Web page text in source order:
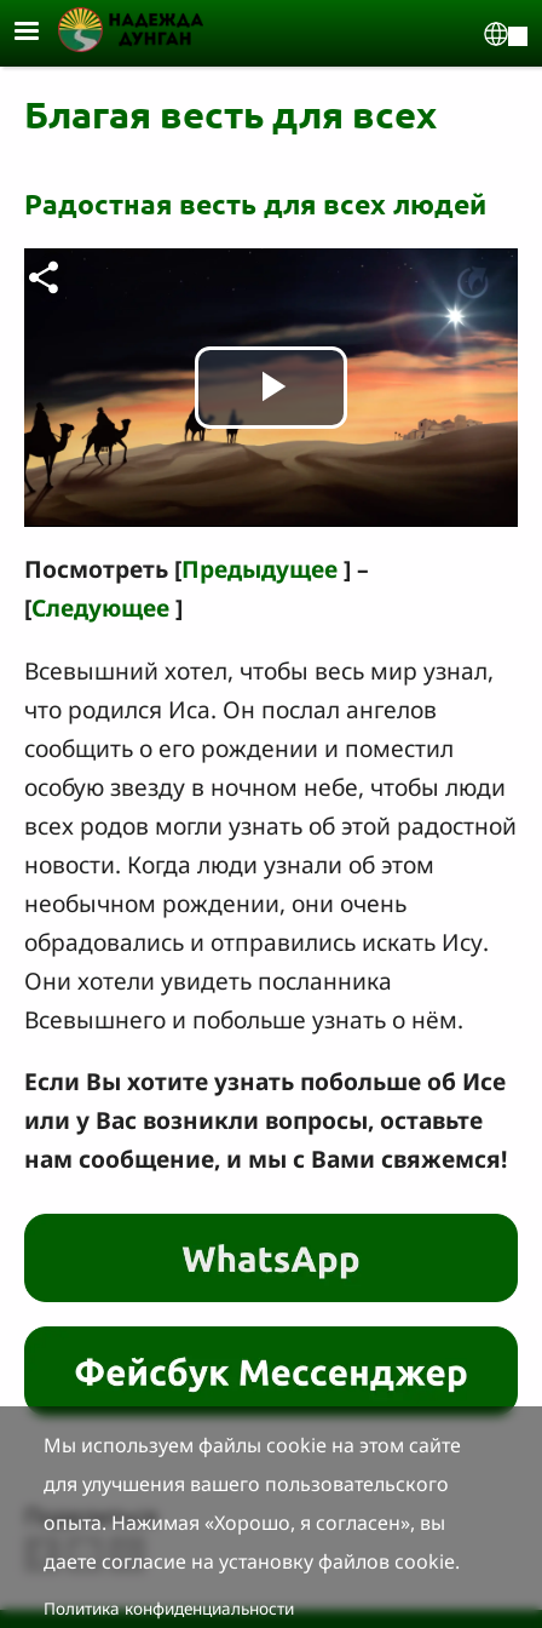
Перейти к основному содержанию
Благая весть для всех
Видео файл
видео
Радостная весть для всех людей
Посмотреть [Предыдущее] –
[Следующее]
Всевышний хотел, чтобы весь мир узнал,
что родился Иса. Он послал ангелов
сообщить о его рождении и поместил
особую звезду в ночном небе, чтобы люди
всех родов могли узнать об этой радостной
новости. Когда люди узнали об этом
необычном рождении, они очень
обрадовались и отправились искать Ису.
Они хотели увидеть посланника
Всевышнего и побольше узнать о нём.
Если Вы хотите узнать побольше об Исе
или у Вас возникли вопросы, оставьте
нам сообщение, и мы с Вами свяжемся!
Поделиться
Мы используем файлы cookie на этом сайте
для улучшения вашего пользовательского
опыта. Нажимая «Хорошо, я согласен», вы
даете согласие на установку файлов cookie.
Политика конфиденциальности